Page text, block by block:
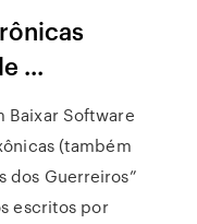
...
Baixar Software
(também
dos Guerreiros”
escritos por